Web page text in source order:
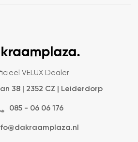
VELUX Dealer
38 | 2352 CZ | Leiderdorp
085 - 06 06 176